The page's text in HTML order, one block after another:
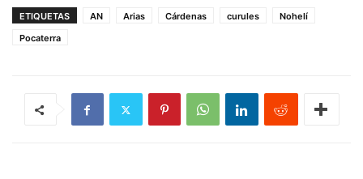
ETIQUETAS AN Arias Cárdenas curules
Nohelí
Pocaterra